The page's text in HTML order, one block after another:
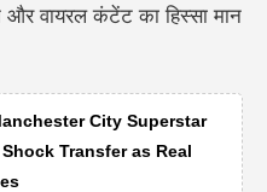
वायरल कंटेंट का हिस्सा मान
City Superstar
Transfer as Real